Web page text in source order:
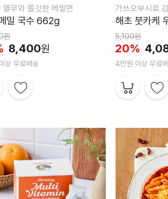
열무와 쫄깃한 메밀면
밀 국수 662g
원
8,400원
상 무료배송
가쓰오부시로
해초 붓카케
5,100원
20%
4만원 이상 무료